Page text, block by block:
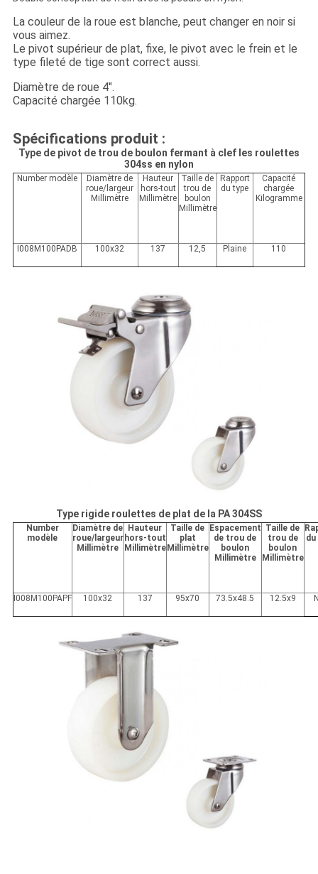
La couleur de la roue est blanche, peut changer en noir si
vous aimez.
Le pivot supérieur de plat, fixe, le pivot avec le frein et le
type fileté de tige sont correct aussi.
Diamètre de roue 4".
Capacité chargée 110kg.
Spécifications produit :
Type de pivot de trou de boulon fermant à clef les roulettes
304ss en nylon
Number modèle
Diamètre de
roue/largeur
Millimètre
Hauteur
hors-tout
Millimètre
Taille de
trou de
boulon
Millimètre
Rapport
du type
Capacité
chargée
Kilogramme
I008M100PADB 100x32 137 12,5 Plaine 110
Type rigide roulettes de plat de la PA 304SS
Number
modèle
Diamètre de
roue/largeur
Millimètre
Hauteur
hors-tout
Millimètre
Taille de
plat
Millimètre
Espacement
de trou de
boulon
Millimètre
Taille de
trou de
boulon
Millimètre
I008M100PAPF 100x32 137 95x70 73.5x48.5 12.5x9